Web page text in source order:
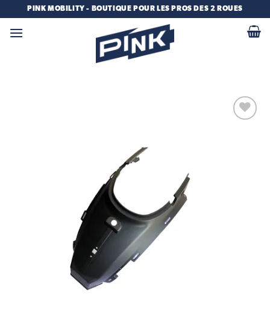
contenu
PINK MOBILITY - BOUTIQUE POUR LES PROS DES 2 ROUES